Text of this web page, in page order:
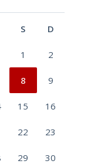
S D
1 2
8 9
15 16
22 23
29 30